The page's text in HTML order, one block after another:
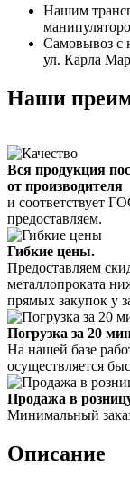
Нашим
Самовывоз с
ул. Карла
Наши
Вся продукция
от производителя
и соответствует
предоставляем.
Гибкие цены.
Предоставляем
металлопроката
прямых закупок у
Погрузка за 20
На нашей базе
осуществляется
Продажа в
Минимальный
Описание